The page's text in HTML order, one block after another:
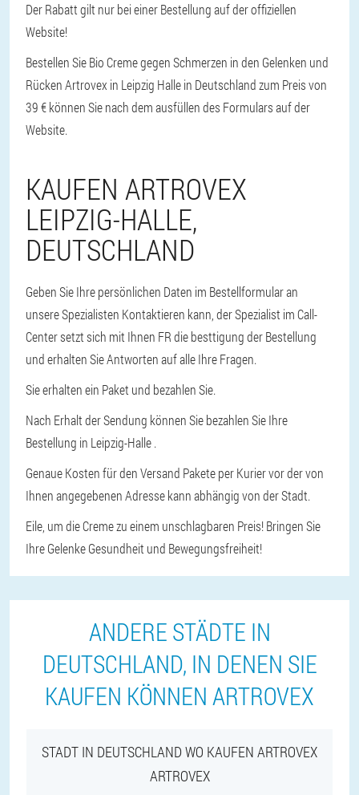
Der Rabatt gilt nur bei einer Bestellung auf der offiziellen
Website!
Bestellen Sie Bio Creme gegen Schmerzen in den Gelenken und
Rücken Artrovex in Leipzig Halle in Deutschland zum Preis von
39 € können Sie nach dem ausfüllen des Formulars auf der
Website.
KAUFEN ARTROVEX
LEIPZIG-HALLE,
DEUTSCHLAND
Geben Sie Ihre persönlichen Daten im Bestellformular an
unsere Spezialisten Kontaktieren kann, der Spezialist im Call-
Center setzt sich mit Ihnen FR die besttigung der Bestellung
und erhalten Sie Antworten auf alle Ihre Fragen.
Sie erhalten ein Paket und bezahlen Sie.
Nach Erhalt der Sendung können Sie bezahlen Sie Ihre
Bestellung in Leipzig-Halle .
Genaue Kosten für den Versand Pakete per Kurier vor der von
Ihnen angegebenen Adresse kann abhängig von der Stadt.
Eile, um die Creme zu einem unschlagbaren Preis! Bringen Sie
Ihre Gelenke Gesundheit und Bewegungsfreiheit!
ANDERE STÄDTE IN
DEUTSCHLAND, IN DENEN SIE
KAUFEN KÖNNEN ARTROVEX
STADT IN DEUTSCHLAND WO KAUFEN ARTROVEX
ARTROVEX